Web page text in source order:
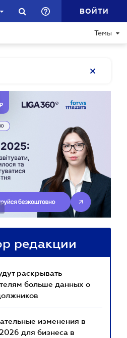
ВОЙТИ
Темы
редакции
раскрывать
больше данных о
изменения в
для бизнеса в